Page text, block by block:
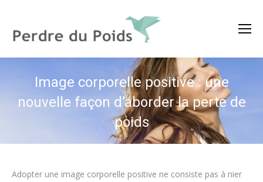
Image corporelle positive : une
nouvelle façon d’aborder la perte de
poids
Adopter une image corporelle positive ne consiste pas à nier